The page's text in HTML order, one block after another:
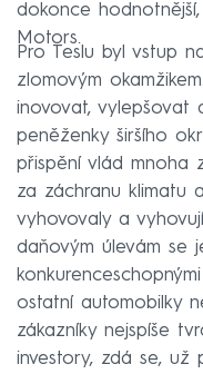
dokonce
Motors.
Pro Teslu byl vstup
zlomovým
inovovat, vylepšovat
peněženky širšího
přispění vlád mnoha
za záchranu klimatu
vyhovovaly a
daňovým úlevám se
ostatní automobilky
zákazníky nejspíše
investory, zdá se, už